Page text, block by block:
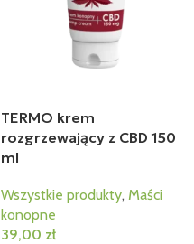
TERMO krem
rozgrzewający z CBD 150
ml
Wszystkie produkty, Maści
konopne
39,00 zł